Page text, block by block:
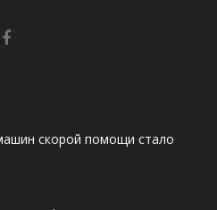
скорой помощи стало